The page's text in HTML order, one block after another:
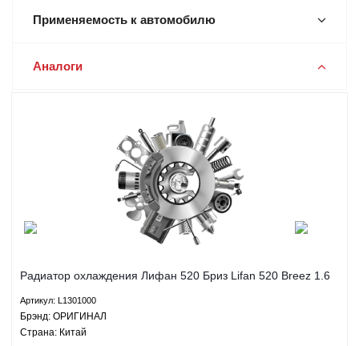
Применяемость к автомобилю
Аналоги
Радиатор охлаждения Лифан 520 Бриз Lifan 520 Breez 1.6
Артикул: L1301000
Брэнд: ОРИГИНАЛ
Страна: Китай